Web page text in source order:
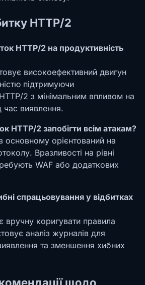
HTTP/2
HTTP/2 на продуктивність
високоефективний двигун
підтримуючи
2 з мінімальним впливом на
час виявлення.
HTTP/2 запобігти всім атакам?
основному орієнтований на
Вразливості на рівні
WAF або додаткових
спрацьовування у відбитках
вручну коригувати правила
аналіз журналів для
та зменшення хибних